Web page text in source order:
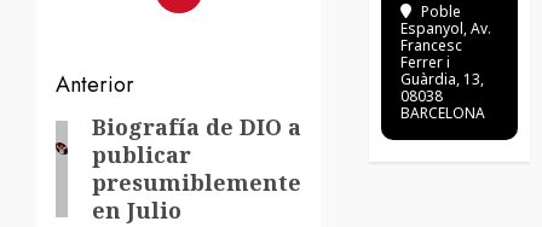
Navegación
de
entradas
Anterior
Entrada
anterior:
Biografía de DIO a
publicar
presumiblemente
en Julio
Poble
Espanyol, Av.
Francesc
Ferrer i
Guàrdia, 13,
08038
BARCELONA